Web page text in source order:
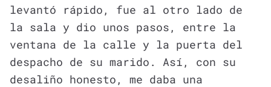
levantó rápido, fue al otro lado de
la sala y dio unos pasos, entre la
ventana de la calle y la puerta del
despacho de su marido. Así, con su
desaliño honesto, me daba una